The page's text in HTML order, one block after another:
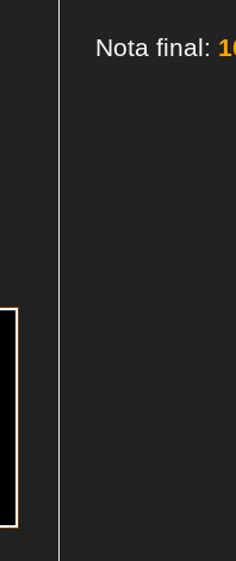
Nota final: